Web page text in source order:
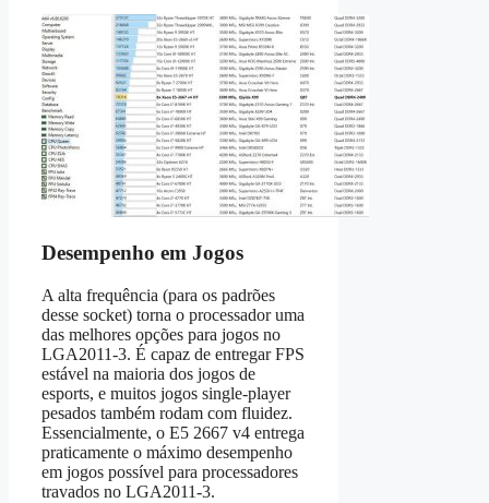
Desempenho em Jogos
A alta frequência (para os padrões
desse socket) torna o processador uma
das melhores opções para jogos no
LGA2011-3. É capaz de entregar FPS
estável na maioria dos jogos de
esports, e muitos jogos single-player
pesados também rodam com fluidez.
Essencialmente, o E5 2667 v4 entrega
praticamente o máximo desempenho
em jogos possível para processadores
travados no LGA2011-3.